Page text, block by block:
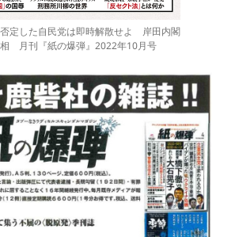
定した自民党は即時解散せよ 岸田内閣
月刊『紙の爆弾』2022年10月号